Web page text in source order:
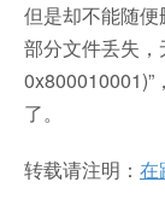
但是却不能随
部分文件丢失
0x800010001)”
了。
转载请注明： 在